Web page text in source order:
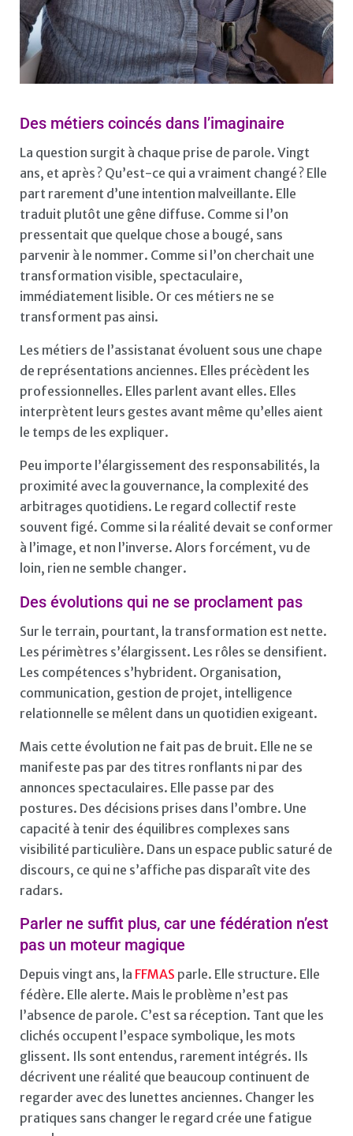
Des métiers coincés dans l’imaginaire
La question surgit à chaque prise de parole. Vingt
ans, et après ? Qu’est-ce qui a vraiment changé ? Elle
part rarement d’une intention malveillante. Elle
traduit plutôt une gêne diffuse. Comme si l’on
pressentait que quelque chose a bougé, sans
parvenir à le nommer. Comme si l’on cherchait une
transformation visible, spectaculaire,
immédiatement lisible. Or ces métiers ne se
transforment pas ainsi.
Les métiers de l’assistanat évoluent sous une chape
de représentations anciennes. Elles précèdent les
professionnelles. Elles parlent avant elles. Elles
interprètent leurs gestes avant même qu’elles aient
le temps de les expliquer.
Peu importe l’élargissement des responsabilités, la
proximité avec la gouvernance, la complexité des
arbitrages quotidiens. Le regard collectif reste
souvent figé. Comme si la réalité devait se conformer
à l’image, et non l’inverse. Alors forcément, vu de
loin, rien ne semble changer.
Des évolutions qui ne se proclament pas
Sur le terrain, pourtant, la transformation est nette.
Les périmètres s’élargissent. Les rôles se densifient.
Les compétences s’hybrident. Organisation,
communication, gestion de projet, intelligence
relationnelle se mêlent dans un quotidien exigeant.
Mais cette évolution ne fait pas de bruit. Elle ne se
manifeste pas par des titres ronflants ni par des
annonces spectaculaires. Elle passe par des
postures. Des décisions prises dans l’ombre. Une
capacité à tenir des équilibres complexes sans
visibilité particulière. Dans un espace public saturé de
discours, ce qui ne s’affiche pas disparaît vite des
radars.
Parler ne suffit plus, car une fédération n’est
pas un moteur magique
Depuis vingt ans, la FFMAS parle. Elle structure. Elle
fédère. Elle alerte. Mais le problème n’est pas
l’absence de parole. C’est sa réception. Tant que les
clichés occupent l’espace symbolique, les mots
glissent. Ils sont entendus, rarement intégrés. Ils
décrivent une réalité que beaucoup continuent de
regarder avec des lunettes anciennes. Changer les
pratiques sans changer le regard crée une fatigue